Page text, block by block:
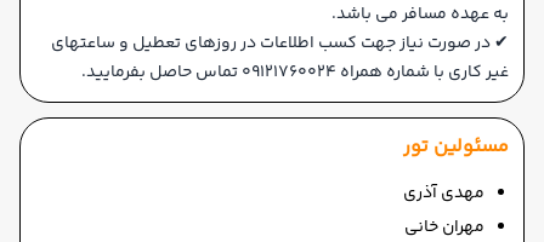
به عهده مسافر می باشد.
✔ در صورت نیاز جهت کسب اطلاعات در روزهای تعطیل و ساعتهای
غیر کاری با شماره همراه 09121760024 تماس حاصل بفرمایید.
مسئولین تور
مهدی آذری
مهران خانی